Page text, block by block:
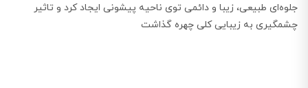
جلوه‌ای طبیعی، زیبا و دائمی توی ناحیه پیشونی ایجاد کرد و تاثیر
چشمگیری به زیبایی کلی چهره گذاشت